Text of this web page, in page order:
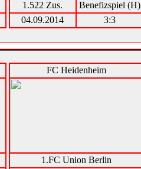
1.522 Zus.
Benefizspiel (H)
04.09.2014
3:3
FC Heidenheim
1.FC Union Berlin